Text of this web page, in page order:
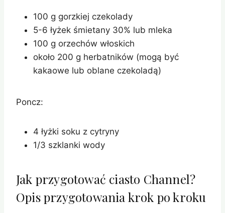
100 g gorzkiej czekolady
5-6 łyżek śmietany 30% lub mleka
100 g orzechów włoskich
około 200 g herbatników (mogą być
kakaowe lub oblane czekoladą)
Poncz:
4 łyżki soku z cytryny
1/3 szklanki wody
Jak przygotować ciasto Channel?
Opis przygotowania krok po kroku